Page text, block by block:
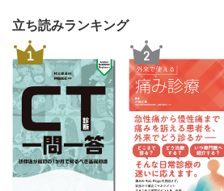
立ち読みランキング
1 2